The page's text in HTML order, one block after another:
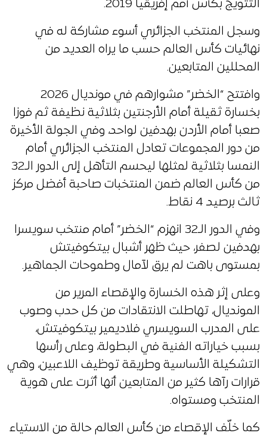
التتويج بكأس أمم إفريقيا 2019.
وسجل المنتخب الجزائري أسوء مشاركة له في
نهائيات كأس العالم حسب ما يراه العديد من
المحللين المتابعين.
وافتتح “الخضر” مشوارهم في مونديال 2026
بخسارة ثقيلة أمام الأرجنتين بثلاثية نظيفة ثم فوزا
صعبا أمام الأردن بهدفين لواحد، وفي الجولة الأخيرة
من دور المجموعات تعادل المنتخب الجزائري أمام
النمسا بثلاثية لمثلها ليحسم التأهل إلى الدور الـ32
من كأس العالم ضمن المنتخبات صاحبة أفضل مركز
ثالث برصيد 4 نقاط.
وفي الدور الـ32 انهزم “الخضر” أمام منتخب سويسرا
بهدفين لصفر، حيث ظهر أشبال بيتكوفيتش
بمستوى باهت لم يرق لآمال وطموحات الجماهير.
وعلى إثر هذه الخسارة والإقصاء المرير من
المونديال، تهاطلت الانتقادات من كل حدب وصوب
على المدرب السويسري فلاديمير بيتكوفيتش،
بسبب خياراته الفنية في البطولة، وعلى رأسها
التشكيلة الأساسية وطريقة توظيف اللاعبين، وهي
قرارات رآها كثير من المتابعين أنها أثرت على هوية
المنتخب ومستواه.
كما خلّف الإقصاء من كأس العالم حالة من الاستياء